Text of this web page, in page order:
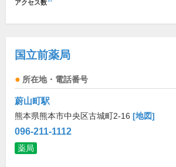
アクセス数
国立前薬局
所在地・電話番号
蔚山町駅
熊本県熊本市中央区古城町2-16 [地図]
096-211-1112
薬局